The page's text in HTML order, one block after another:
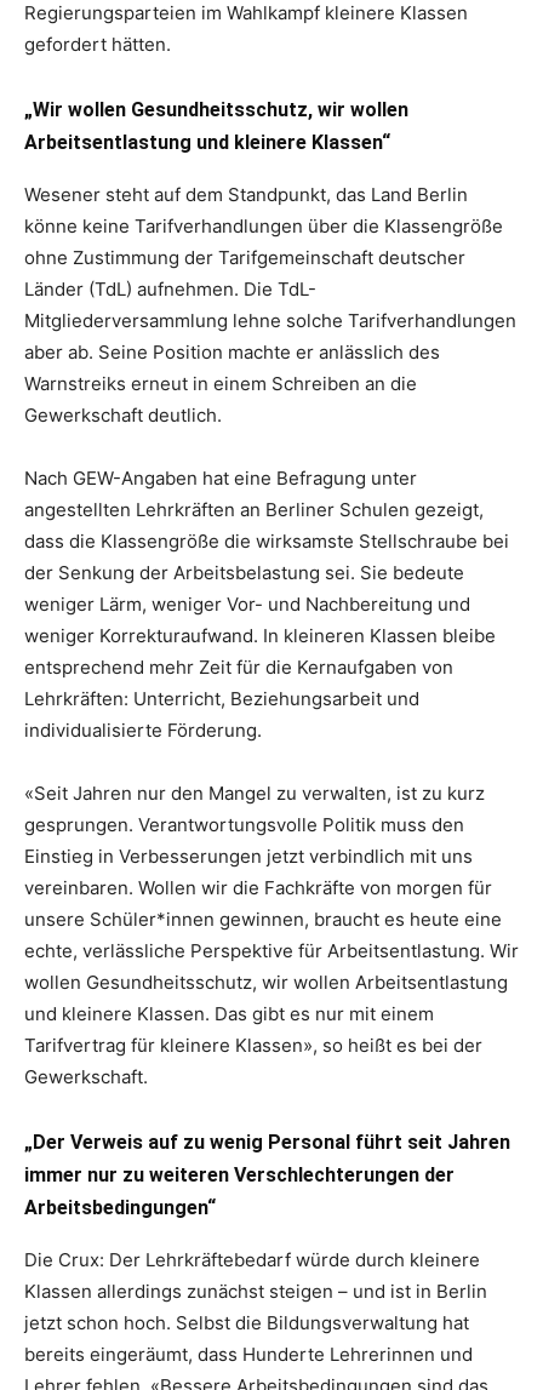
Regierungsparteien im Wahlkampf kleinere Klassen
gefordert hätten.
„Wir wollen Gesundheitsschutz, wir wollen
Arbeitsentlastung und kleinere Klassen“
Wesener steht auf dem Standpunkt, das Land Berlin
könne keine Tarifverhandlungen über die Klassengröße
ohne Zustimmung der Tarifgemeinschaft deutscher
Länder (TdL) aufnehmen. Die TdL-
Mitgliederversammlung lehne solche Tarifverhandlungen
aber ab. Seine Position machte er anlässlich des
Warnstreiks erneut in einem Schreiben an die
Gewerkschaft deutlich.
Nach GEW-Angaben hat eine Befragung unter
angestellten Lehrkräften an Berliner Schulen gezeigt,
dass die Klassengröße die wirksamste Stellschraube bei
der Senkung der Arbeitsbelastung sei. Sie bedeute
weniger Lärm, weniger Vor- und Nachbereitung und
weniger Korrekturaufwand. In kleineren Klassen bleibe
entsprechend mehr Zeit für die Kernaufgaben von
Lehrkräften: Unterricht, Beziehungsarbeit und
individualisierte Förderung.
«Seit Jahren nur den Mangel zu verwalten, ist zu kurz
gesprungen. Verantwortungsvolle Politik muss den
Einstieg in Verbesserungen jetzt verbindlich mit uns
vereinbaren. Wollen wir die Fachkräfte von morgen für
unsere Schüler*innen gewinnen, braucht es heute eine
echte, verlässliche Perspektive für Arbeitsentlastung. Wir
wollen Gesundheitsschutz, wir wollen Arbeitsentlastung
und kleinere Klassen. Das gibt es nur mit einem
Tarifvertrag für kleinere Klassen», so heißt es bei der
Gewerkschaft.
„Der Verweis auf zu wenig Personal führt seit Jahren
immer nur zu weiteren Verschlechterungen der
Arbeitsbedingungen“
Die Crux: Der Lehrkräftebedarf würde durch kleinere
Klassen allerdings zunächst steigen – und ist in Berlin
jetzt schon hoch. Selbst die Bildungsverwaltung hat
bereits eingeräumt, dass Hunderte Lehrerinnen und